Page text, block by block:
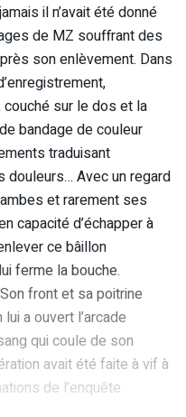
il n’avait été donné
de MZ souffrant des
son enlèvement. Dans
couché sur le dos et la
bandage de couleur
traduisant
douleurs… Avec un regard
et rarement ses
capacité d’échapper à
ce bâillon
ferme la bouche.
front et sa poitrine
a ouvert l’arcade
qui coule de son
avait été faite à vif à
de l’enquête.